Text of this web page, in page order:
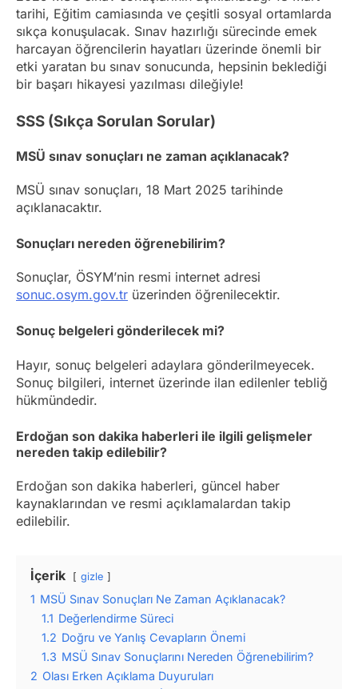
tarihi, Eğitim camiasında ve çeşitli sosyal ortamlarda
sıkça konuşulacak. Sınav hazırlığı sürecinde emek
harcayan öğrencilerin hayatları üzerinde önemli bir
etki yaratan bu sınav sonucunda, hepsinin beklediği
bir başarı hikayesi yazılması dileğiyle!
SSS (Sıkça Sorulan Sorular)
MSÜ sınav sonuçları ne zaman açıklanacak?
MSÜ sınav sonuçları, 18 Mart 2025 tarihinde
açıklanacaktır.
Sonuçları nereden öğrenebilirim?
Sonuçlar, ÖSYM’nin resmi internet adresi
sonuc.osym.gov.tr üzerinden öğrenilecektir.
Sonuç belgeleri gönderilecek mi?
Hayır, sonuç belgeleri adaylara gönderilmeyecek.
Sonuç bilgileri, internet üzerinde ilan edilenler tebliğ
hükmündedir.
Erdoğan son dakika haberleri ile ilgili gelişmeler
nereden takip edilebilir?
Erdoğan son dakika haberleri, güncel haber
kaynaklarından ve resmi açıklamalardan takip
edilebilir.
İçerik gizle
1 MSÜ Sınav Sonuçları Ne Zaman Açıklanacak?
1.1 Değerlendirme Süreci
1.2 Doğru ve Yanlış Cevapların Önemi
1.3 MSÜ Sınav Sonuçlarını Nereden Öğrenebilirim?
2 Olası Erken Açıklama Duyuruları